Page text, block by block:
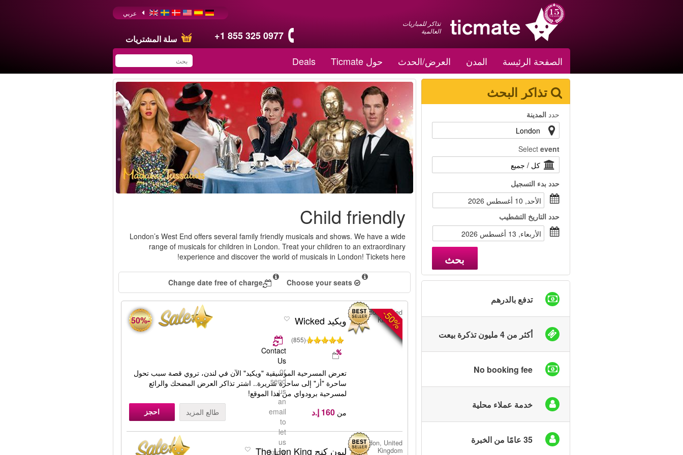
تذاكر للمباريات
العالمية
+1 855 325 0977 سلة المشتريات
عربي
الصفحة الرئيسة المدن العرض/الحدث حول Ticmate Deals
You have saved this
product in your list
تذاكر البحث
حدد المدينة
Select event
حدد بدء التسجيل
الأحد, 10 أغسطس 2026
حدد التاريخ التشطيب
الأربعاء, 13 أغسطس 2026
بحث
تدفع بالدرهم
أكثر من 4 مليون تذكرة بيعت
No booking fee
خدمة عملاء محلية
35 عامًا من الخبرة
Child friendly
London’s West End offers several family friendly musicals and shows. We have a wide
range of musicals for children in London. Treat your children to an extraordinary
experience and discover the world of musicals in London! Tickets here!
Choose your seats
Change date free of charge
-50%
London, United
Kingdom
ويكيد Wicked
(855)
Contact
Us
or
send
us
an
email
to
let
us
know
-50%
تعرض المسرحية الموسيقية "ويكيد" الآن في لندن، تروي قصة سبب تحول
ساحرة "أز" إلى ساحرة شريرة.. اشتر تذاكر العرض المضحك والرائع
لمسرحية برودواي من هذا الموقع!
من ‏160 إ.د طالع المزيد احجز
London, United
Kingdom
ليون كنج The Lion King